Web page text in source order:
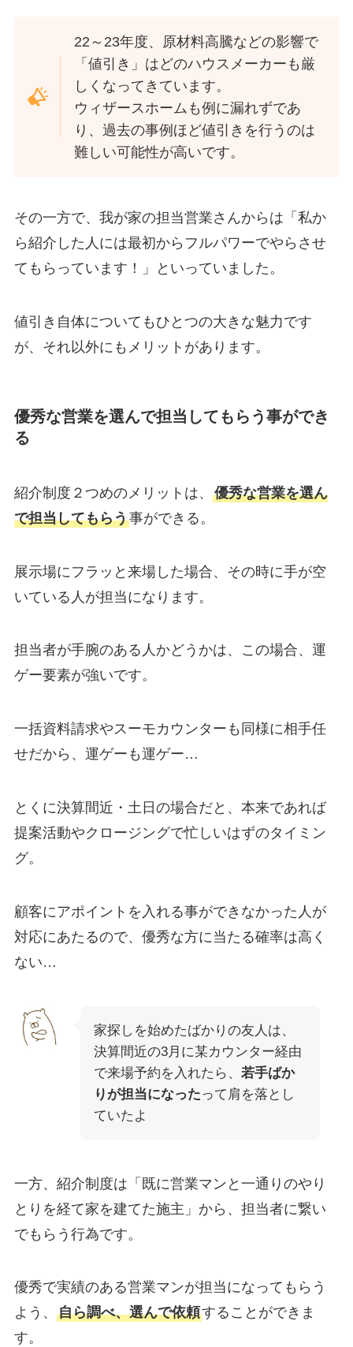
22～23年度、原材料高騰などの影響で
「値引き」はどのハウスメーカーも厳
しくなってきています。
ウィザースホームも例に漏れずであ
り、過去の事例ほど値引きを行うのは
難しい可能性が高いです。
その一方で、我が家の担当営業さんからは「私か
ら紹介した人には最初からフルパワーでやらさせ
てもらっています！」といっていました。
値引き自体についてもひとつの大きな魅力です
が、それ以外にもメリットがあります。
優秀な営業を選んで担当してもらう事ができ
る
紹介制度２つめのメリットは、 優秀な営業を選ん
で担当してもらう事ができる。
展示場にフラッと来場した場合、その時に手が空
いている人が担当になります。
担当者が手腕のある人かどうかは、この場合、運
ゲー要素が強いです。
一括資料請求やスーモカウンターも同様に相手任
せだから、運ゲーも運ゲー…
とくに決算間近・土日の場合だと、本来であれば
提案活動やクロージングで忙しいはずのタイミン
グ。
顧客にアポイントを入れる事ができなかった人が
対応にあたるので、優秀な方に当たる確率は高く
ない…
家探しを始めたばかりの友人は、
決算間近の3月に某カウンター経由
で来場予約を入れたら、 若手ばか
りが担当になったって肩を落とし
ていたよ
一方、紹介制度は「既に営業マンと一通りのやり
とりを経て家を建てた施主」から、担当者に繋い
でもらう行為です。
優秀で実績のある営業マンが担当になってもらう
よう、 自ら調べ、選んで依頼することができま
す。